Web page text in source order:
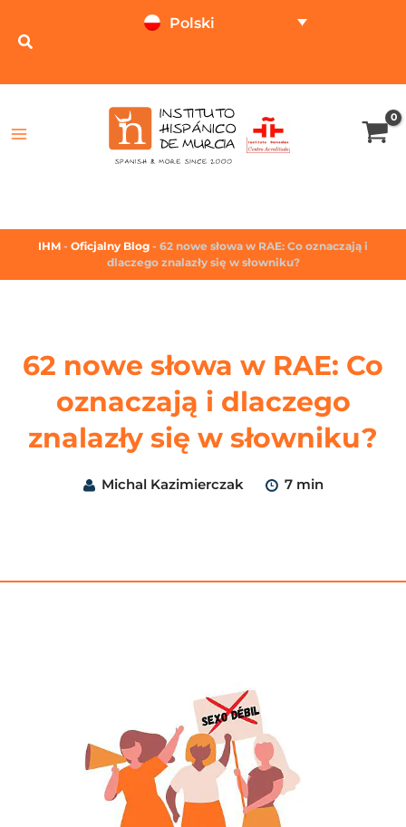
Polski
IHM - Oficjalny Blog - 62 nowe słowa w RAE: Co oznaczają i
dlaczego znalazły się w słowniku?
62 nowe słowa w RAE: Co
oznaczają i dlaczego
znalazły się w słowniku?
Michal Kazimierczak 7 min